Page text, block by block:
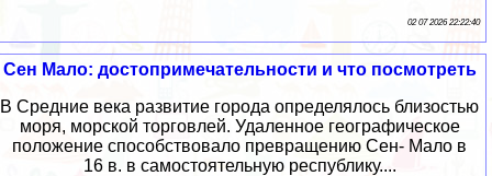
02 07 2026 22:22:40
Сен Мало: достопримечательности и что посмотреть
В Средние века развитие города определялось близостью
моря, морской торговлей. Удаленное географическое
положение способствовало превращению Сен- Мало в
16 в. в самостоятельную республику....